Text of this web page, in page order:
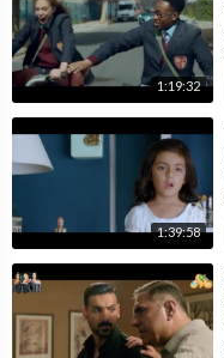
1:19:32
1:39:58